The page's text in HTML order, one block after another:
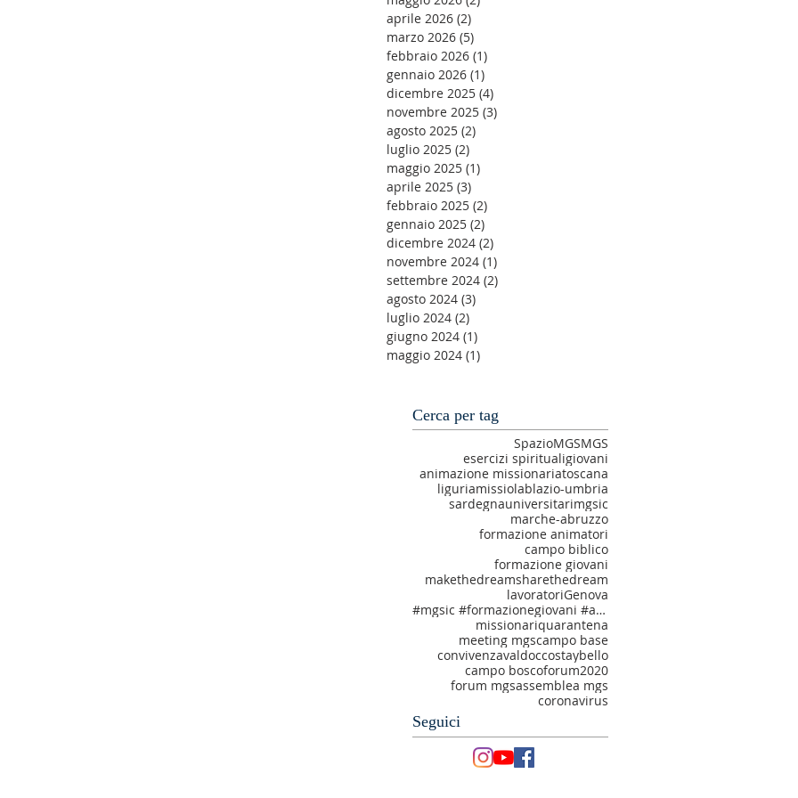
aprile 2026 (2)
marzo 2026 (5)
febbraio 2026 (1)
gennaio 2026 (1)
dicembre 2025 (4)
novembre 2025 (3)
agosto 2025 (2)
luglio 2025 (2)
maggio 2025 (1)
aprile 2025 (3)
febbraio 2025 (2)
gennaio 2025 (2)
dicembre 2024 (2)
novembre 2024 (1)
settembre 2024 (2)
agosto 2024 (3)
luglio 2024 (2)
giugno 2024 (1)
maggio 2024 (1)
Cerca per tag
SpazioMGSMGS
esercizi spiritualigiovani
animazione missionariatoscana
liguriamissiolablazio-umbria
sardegnauniversitarimgsic
marche-abruzzo
formazione animatori
campo biblico
formazione giovani
makethedreamsharethedream
lavoratoriGenova
#mgsic #formazionegiovani #amatiechiamati #makethedream
missionariquarantena
meeting mgscampo base
convivenzavaldoccostaybello
campo boscoforum2020
forum mgsassemblea mgs
coronavirus
Seguici